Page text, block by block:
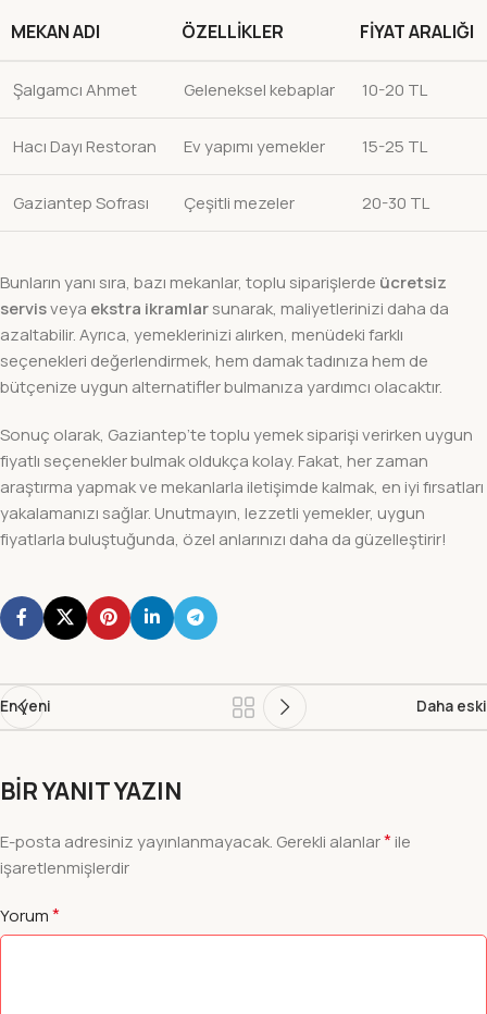
MEKAN ADI ÖZELLIKLER FIYAT ARALIĞI
Şalgamcı Ahmet Geleneksel kebaplar 10-20 TL
Hacı Dayı Restoran Ev yapımı yemekler 15-25 TL
Gaziantep Sofrası Çeşitli mezeler 20-30 TL
Bunların yanı sıra, bazı mekanlar, toplu siparişlerde ücretsiz
servisveya ekstra ikramlarsunarak, maliyetlerinizi daha da
azaltabilir. Ayrıca, yemeklerinizi alırken, menüdeki farklı
seçenekleri değerlendirmek, hem damak tadınıza hem de
bütçenize uygun alternatifler bulmanıza yardımcı olacaktır.
Sonuç olarak, Gaziantep’te toplu yemek siparişi verirken uygun
fiyatlı seçenekler bulmak oldukça kolay. Fakat, her zaman
araştırma yapmak ve mekanlarla iletişimde kalmak, en iyi fırsatları
yakalamanızı sağlar. Unutmayın, lezzetli yemekler, uygun
fiyatlarla buluştuğunda, özel anlarınızı daha da güzelleştirir!
En yeni Daha eski
BIR YANIT YAZIN
E-posta adresiniz yayınlanmayacak. Gerekli alanlar*ile
işaretlenmişlerdir
Yorum*